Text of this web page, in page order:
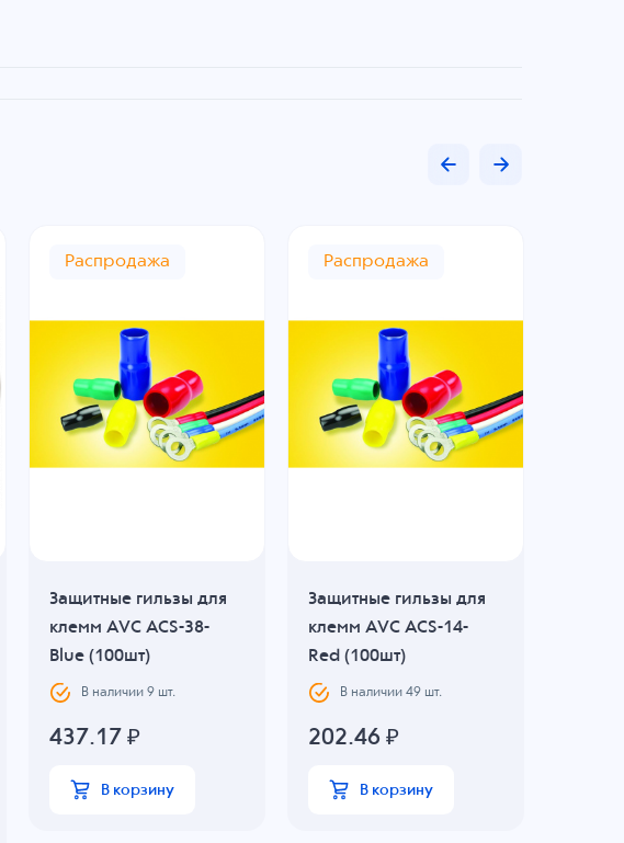
Распродажа
Защитные гильзы для
клемм AVC ACS-38-
Blue (100шт)
В наличии9 шт.
437.17 ₽
В корзину
Распродажа
Защитные гильзы для
клемм AVC ACS-14-
Red (100шт)
В наличии49 шт.
202.46 ₽
В корзину